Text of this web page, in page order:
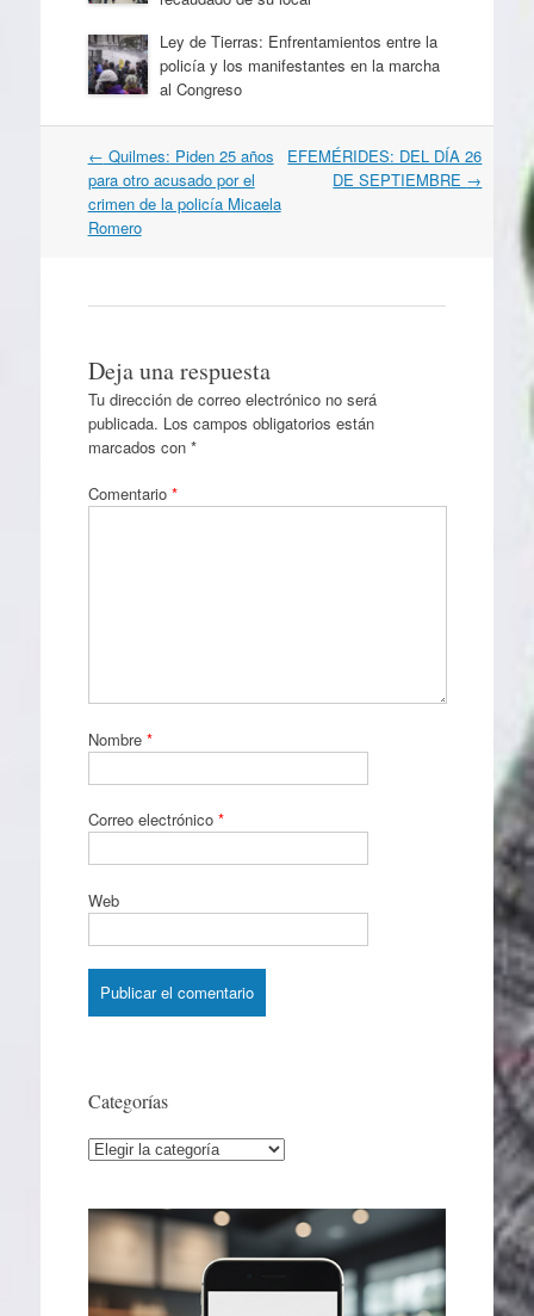
Ley de Tierras: Enfrentamientos entre la
policía y los manifestantes en la marcha
al Congreso
Navegación
por
artículos
← Quilmes: Piden 25 años
para otro acusado por el
crimen de la policía Micaela
Romero
EFEMÉRIDES: DEL DÍA 26
DE SEPTIEMBRE →
Deja una respuesta
Tu dirección de correo electrónico no será
publicada. Los campos obligatorios están
marcados con *
Comentario *
Nombre *
Correo electrónico *
Web
Categorías
Categorías